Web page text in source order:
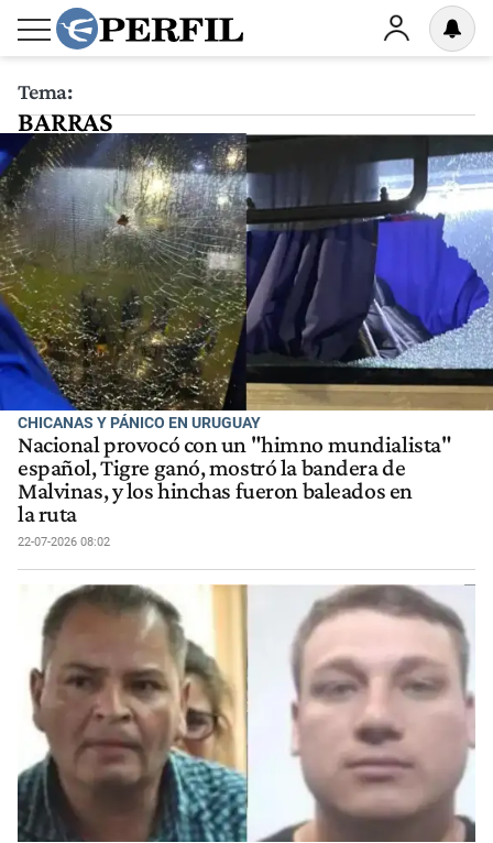
Tema:
BARRAS
CHICANAS Y PÁNICO EN URUGUAY
Nacional provocó con un "himno mundialista"
español, Tigre ganó, mostró la bandera de
Malvinas, y los hinchas fueron baleados en
la ruta
22-07-2026 08:02